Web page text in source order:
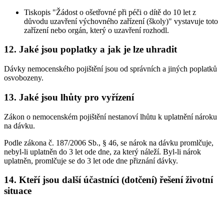
Tiskopis "Žádost o ošetřovné při péči o dítě do 10 let z
důvodu uzavření výchovného zařízení (školy)" vystavuje toto
zařízení nebo orgán, který o uzavření rozhodl.
12. Jaké jsou poplatky a jak je lze uhradit
Dávky nemocenského pojištění jsou od správních a jiných poplatků
osvobozeny.
13. Jaké jsou lhůty pro vyřízení
Zákon o nemocenském pojištění nestanoví lhůtu k uplatnění nároku
na dávku.
Podle zákona č. 187/2006 Sb., § 46, se nárok na dávku promlčuje,
nebyl-li uplatněn do 3 let ode dne, za který náleží. Byl-li nárok
uplatněn, promlčuje se do 3 let ode dne přiznání dávky.
14. Kteří jsou další účastníci (dotčení) řešení životní
situace